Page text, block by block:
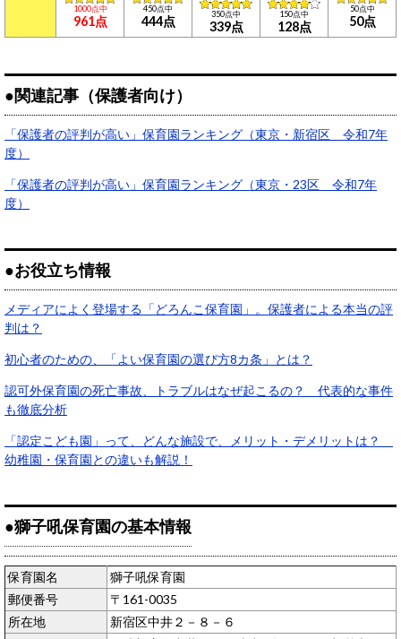
1000点中
961点
450点中
444点 350点中
339点
150点中
128点
50点中
50点
●関連記事（保護者向け）
「保護者の評判が高い」保育園ランキング（東京・新宿区 令和7年
度）
「保護者の評判が高い」保育園ランキング（東京・23区 令和7年
度）
●お役立ち情報
メディアによく登場する「どろんこ保育園」。保護者による本当の評
判は？
初心者のための、「よい保育園の選び方8カ条」とは？
認可外保育園の死亡事故、トラブルはなぜ起こるの？ 代表的な事件
も徹底分析
「認定こども園」って、どんな施設で、メリット・デメリットは？
幼稚園・保育園との違いも解説！
●獅子吼保育園の基本情報
保育園名
獅子吼保育園
郵便番号
〒161-0035
所在地
新宿区中井２－８－６